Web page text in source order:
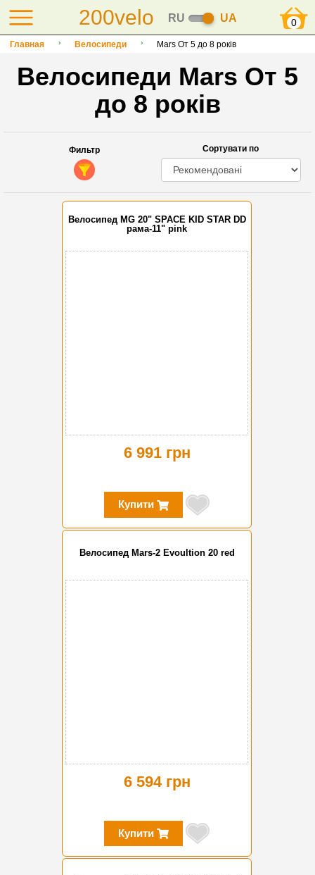
200velo RU UA 0
Главная Велосипеди Mars От 5 до 8 років
Велосипеди Mars От 5
до 8 років
Фильтр Сортувати по
Велосипед MG 20" SPACE KID STAR DD
рама-11" pink
6 991 грн
Купити
Велосипед Mars-2 Evoultion 20 red
6 594 грн
Купити